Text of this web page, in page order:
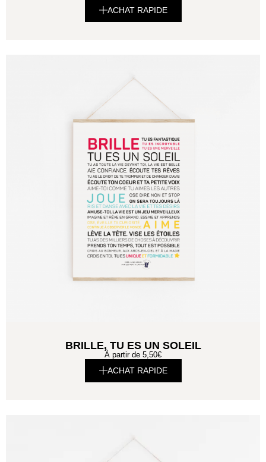
ACHAT RAPIDE
BRILLE, TU ES UN SOLEIL
À partir de 5,50€
ACHAT RAPIDE